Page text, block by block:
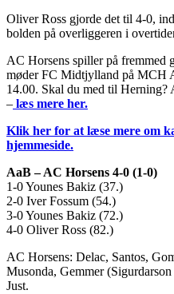
Oliver Ross gjorde det til 4-0,
bolden på overliggeren i
AC Horsens spiller på fremmed
møder FC Midtjylland på MCH
14.00. Skal du med til Herning?
– læs mere her.
Klik her for at læse mere om
hjemmeside.
AaB – AC Horsens 4-0 (1-0)
1-0 Younes Bakiz (37.)
2-0 Iver Fossum (54.)
3-0 Younes Bakiz (72.)
4-0 Oliver Ross (82.)
AC Horsens: Delac, Santos,
Musonda, Gemmer
Just.